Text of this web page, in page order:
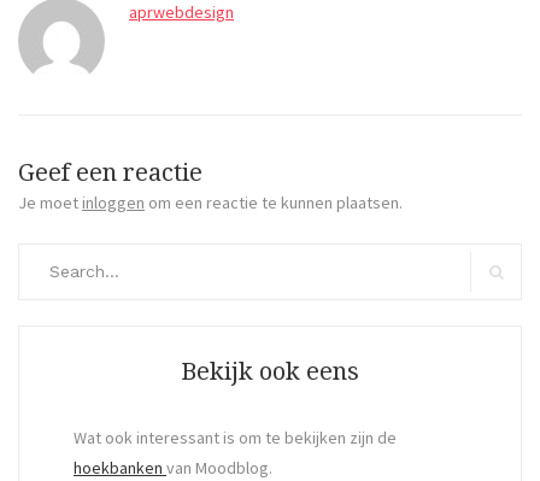
aprwebdesign
Geef een reactie
Je moet inloggen om een reactie te kunnen plaatsen.
Bekijk ook eens
Wat ook interessant is om te bekijken zijn de
hoekbanken van Moodblog.